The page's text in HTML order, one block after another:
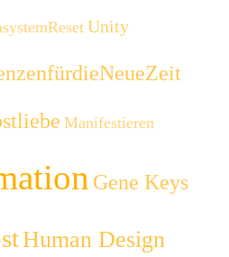
Unity
Manifestieren
Gene Keys
Human Design